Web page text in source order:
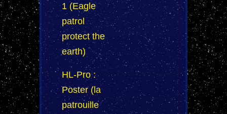
1 (Eagle
patrol
protect the
earth)
HL-Pro :
Poster (la
patrouille